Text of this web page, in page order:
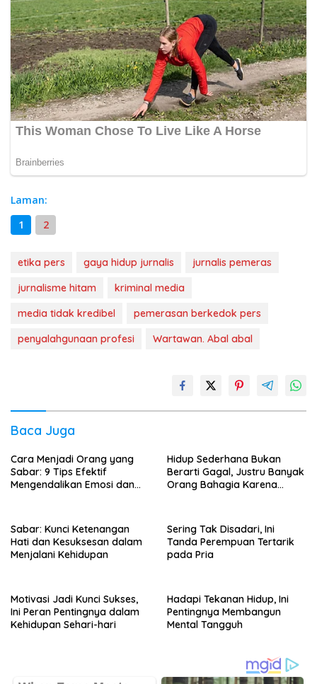
Laman:
1
2
etika pers gaya hidup jurnalis
jurnalis pemeras
jurnalisme hitam
kriminal media
media tidak kredibel
pemerasan berkedok pers
penyalahgunaan profesi
Wartawan. Abal abal
Baca Juga
Cara Menjadi Orang yang
Sabar: 9 Tips Efektif
Mengendalikan Emosi dan
Hidup Sederhana Bukan
Berarti Gagal, Justru Banyak
Orang Bahagia Karena
Sabar: Kunci Ketenangan
Hati dan Kesuksesan dalam
Menjalani Kehidupan
Sering Tak Disadari, Ini
Tanda Perempuan Tertarik
pada Pria
Motivasi Jadi Kunci Sukses,
Ini Peran Pentingnya dalam
Kehidupan Sehari-hari
Hadapi Tekanan Hidup, Ini
Pentingnya Membangun
Mental Tangguh